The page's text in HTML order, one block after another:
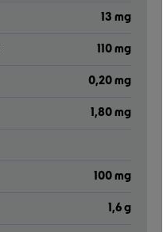
13 mg
110 mg
0,20 mg
1,80 mg
100 mg
1,6 g